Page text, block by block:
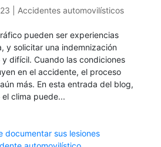
Accidentes automovilísticos
pueden ser experiencias
y solicitar una indemnización
difícil. Cuando las condiciones
en el accidente, el proceso
más. En esta entrada del blog,
clima puede...